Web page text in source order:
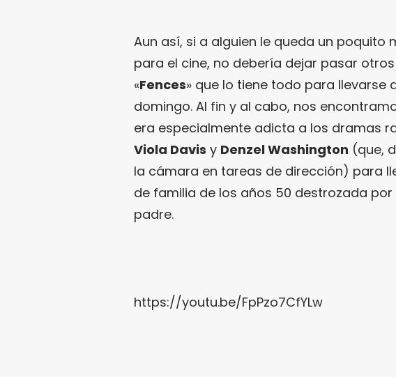
Aun así, si a alguien le queda un poquito
para el cine, no debería dejar pasar
«Fences» que lo tiene todo para llevarse
domingo. Al fin y al cabo, nos
era especialmente adicta a los dramas
Viola Davis y Denzel Washington (que,
la cámara en tareas de dirección) para
de familia de los años 50 destrozada
padre.
https://youtu.be/FpPzo7CfYLw